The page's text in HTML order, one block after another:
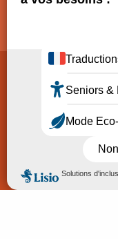
Politique